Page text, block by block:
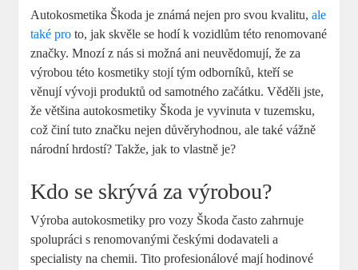
Autokosmetika Škoda je ‍známá ⁤nejen pro ⁣svou kvalitu,ale
také​ pro ⁤to, jak skvěle⁣ se hodí‍ k vozidlům této renomované​
značky. Mnozí ‍z nás⁢ si možná ani neuvědomují,​ že za
výrobou této kosmetiky stojí tým odborníků, kteří‍ se
věnují vývoji produktů od ⁣samotného začátku. Věděli jste,
že ‌většina ‍autokosmetiky Škoda ⁣je vyvinuta v ‍tuzemsku,‌
což činí tuto značku nejen důvěryhodnou, ‍ale​ také ⁢vážně
národní‍ hrdostí? ‌Takže, jak to vlastně je?
Kdo se skrývá za výrobou?
Výroba autokosmetiky pro vozy⁣ Škoda často⁤ zahrnuje
spolupráci s renomovanými českými dodavateli a
‍specialisty na chemii. Tito profesionálové⁤ mají hodinové